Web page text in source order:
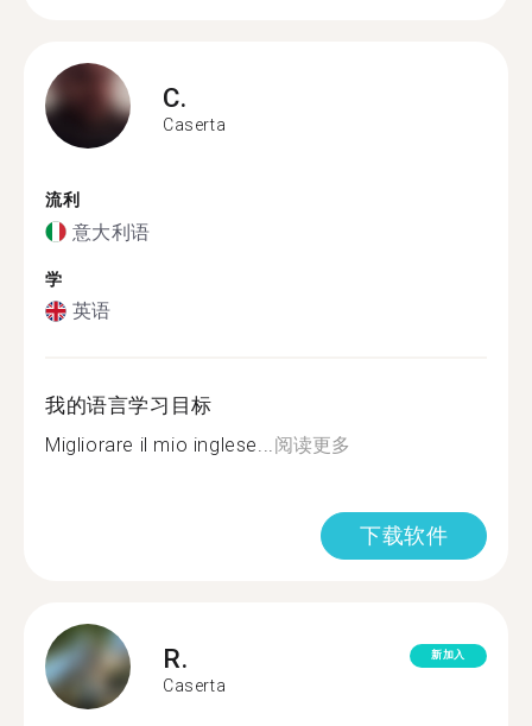
C.
Caserta
流利
意大利语
学
英语
我的语言学习目标
Migliorare il mio inglese...阅读更多
下载软件
R.
Caserta
新加入